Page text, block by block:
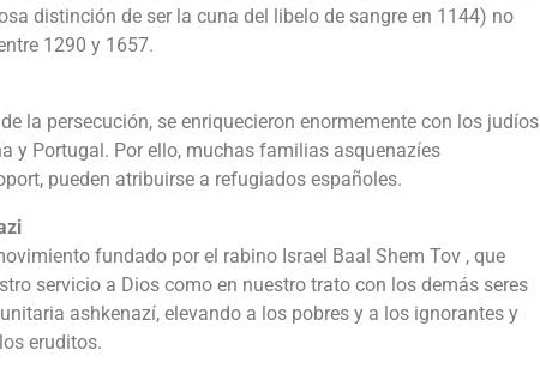
distinción de ser la cuna del libelo de sangre en 1144) no
1290 y 1657.
la persecución, se enriquecieron enormemente con los judíos
y Portugal. Por ello, muchas familias asquenazíes
pueden atribuirse a refugiados españoles.
fundado por el rabino Israel Baal Shem Tov , que
servicio a Dios como en nuestro trato con los demás seres
ashkenazí, elevando a los pobres y a los ignorantes y
eruditos.